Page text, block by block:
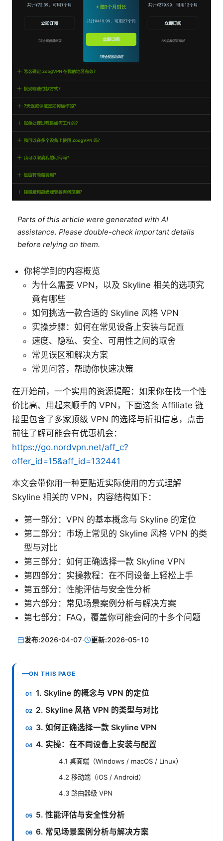
Parts of this article were generated with AI
assistance. Please double-check important details
before relying on them.
你将学到的内容概览
为什么需要 VPN，以及 Skyline 相关的选项究
竟有哪些
如何挑选一款合适的 Skyline 风格 VPN
实操步骤：如何在常见设备上安装与配置
速度、隐私、安全、可用性之间的取舍
常见误区和解决方案
常见问答，帮助你快速决策
在开始前，一个实用的资源提醒：如果你在找一个性
价比高、用起来顺手的 VPN，下面这条 Affiliate 链
接里包含了多家顶级 VPN 的选择与折扣信息，点击
前往了解可能会有优惠机会：
https://go.nordvpn.net/aff_c?
offer_id=15&aff_id=132441
本文会带你用一种更贴近实际使用的方式理解
Skyline 相关的 VPN，内容结构如下：
第一部分：VPN 的基本概念与 Skyline 的定位
第二部分：市场上常见的 Skyline 风格 VPN 的类
型与对比
第三部分：如何正确选择一款 Skyline VPN
第四部分：实操教程：在不同设备上轻松上手
第五部分：性能评估与安全性分析
第六部分：常见场景案例分析与解决方案
第七部分：FAQ，覆盖你可能会问的十多个问题
发布:2026-04-07· 更新:2026-05-10
ON THIS PAGE
1. Skyline 的概念与 VPN 的定位
2. Skyline 风格 VPN 的类型与对比
3. 如何正确选择一款 Skyline VPN
4. 实操：在不同设备上安装与配置
4.1 桌面端（Windows / macOS / Linux）
4.2 移动端（iOS / Android）
4.3 路由器级 VPN
5. 性能评估与安全性分析
6. 常见场景案例分析与解决方案